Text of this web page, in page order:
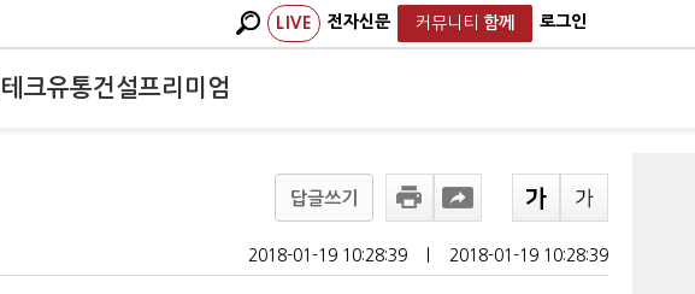
LIVE 전자신문 커뮤니티 함께 로그인
테크유통건설프리미엄
답글쓰기
2018-01-19 10:28:39 2018-01-19 10:28:39